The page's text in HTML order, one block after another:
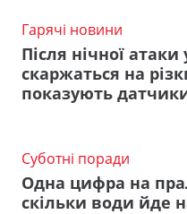
Гарячі новини
Після нічної
скаржаться на
показують
Суботні поради
Одна цифра на
скільки води йде